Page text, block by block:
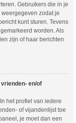
Gebruikers die in je
zodat je
kunt sturen. Tevens
worden. Als
zijn of haar berichten
en/of
het profiel van iedere
of vijandenlijst toe
je moet dan een